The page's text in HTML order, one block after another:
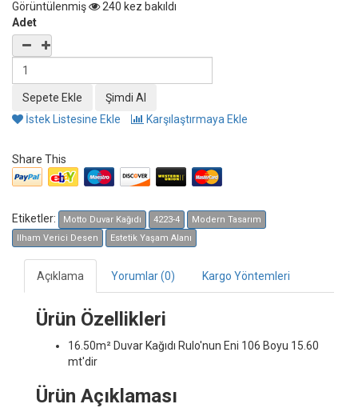
Görüntülenmiş
240 kez bakıldı
Adet
İstek Listesine Ekle Karşılaştırmaya Ekle
Share This
Etiketler: Motto Duvar Kağıdı 4223-4
Modern Tasarım
Ilham Verici Desen
Estetik Yaşam Alanı
Açıklama Yorumlar (0) Kargo Yöntemleri
Ürün Özellikleri
16.50m² Duvar Kağıdı Rulo'nun Eni 106 Boyu 15.60
mt'dir
Ürün Açıklaması